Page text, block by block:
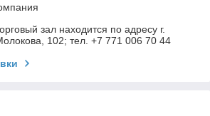
зал находится по адресу г.
102; тел. +7 771 006 70 44